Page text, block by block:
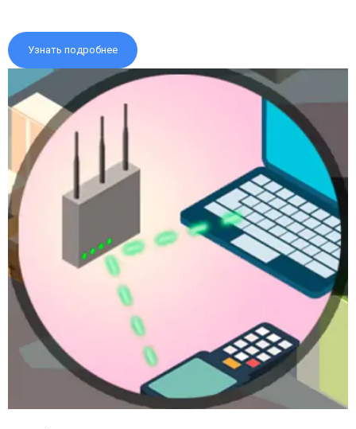
Узнать подробнее